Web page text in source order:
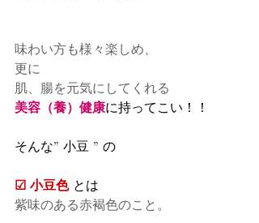
味わい方も様々楽しめ、
更に
肌、腸を元気にしてくれる
美容（養）健康に持ってこい！！
そんな” 小豆 ” の
☑ 小豆色 とは
紫味のある赤褐色のこと。